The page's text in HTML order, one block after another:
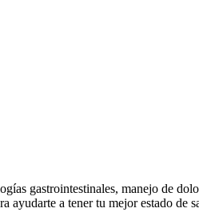
gastrointestinales, manejo de
ayudarte a tener tu mejor estado